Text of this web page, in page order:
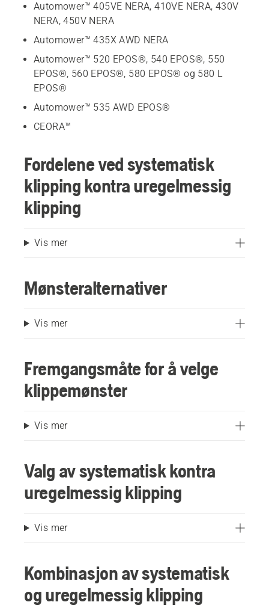
Automower™ 405VE NERA, 410VE NERA, 430V
NERA, 450V NERA
Automower™ 435X AWD NERA
Automower™ 520 EPOS®, 540 EPOS®, 550
EPOS®, 560 EPOS®, 580 EPOS® og 580 L
EPOS®
Automower™ 535 AWD EPOS®
CEORA™
Fordelene ved systematisk
klipping kontra uregelmessig
klipping
Vis mer
Mønsteralternativer
Vis mer
Fremgangsmåte for å velge
klippemønster
Vis mer
Valg av systematisk kontra
uregelmessig klipping
Vis mer
Kombinasjon av systematisk
og uregelmessig klipping